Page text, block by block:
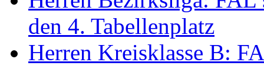
den 4. Tabellenplatz
Herren Kreisklasse B: